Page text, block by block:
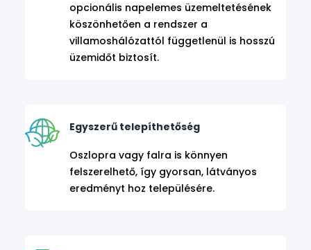
opcionális napelemes üzemeltetésének
köszönhetően a rendszer a
villamoshálózattól függetlenül is hosszú
üzemidőt biztosít.
Egyszerű telepíthetőség
Oszlopra vagy falra is könnyen
felszerelhető, így gyorsan, látványos
eredményt hoz településére.